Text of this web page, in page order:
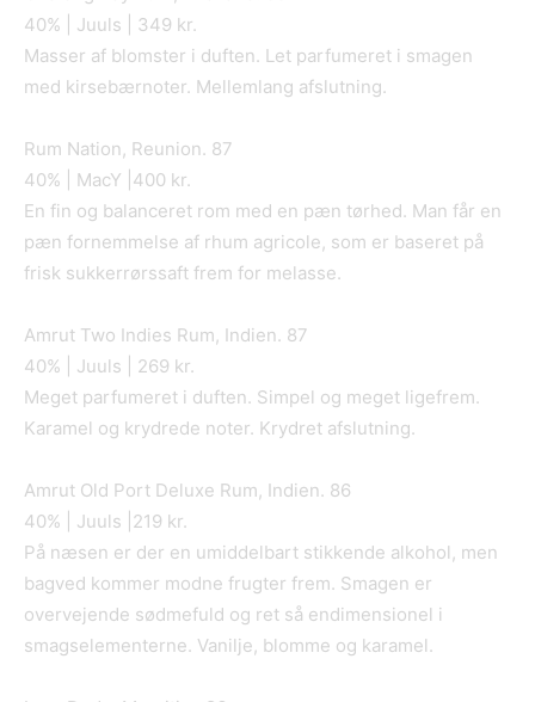
40% | Juuls | 349 kr.
Masser af blomster i duften. Let parfumeret i smagen
med kirsebærnoter. Mellemlang afslutning.
Rum Nation, Reunion. 87
40% | MacY |400 kr.
En fin og balanceret rom med en pæn tørhed. Man får en
pæn fornemmelse af rhum agricole, som er baseret på
frisk sukkerrørssaft frem for melasse.
Amrut Two Indies Rum, Indien. 87
40% | Juuls | 269 kr.
Meget parfumeret i duften. Simpel og meget ligefrem.
Karamel og krydrede noter. Krydret afslutning.
Amrut Old Port Deluxe Rum, Indien. 86
40% | Juuls |219 kr.
På næsen er der en umiddelbart stikkende alkohol, men
bagved kommer modne frugter frem. Smagen er
overvejende sødmefuld og ret så endimensionel i
smagselementerne. Vanilje, blomme og karamel.